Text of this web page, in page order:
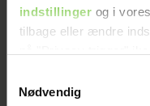
indstillingerog i
tilbage eller ændre
Dine valg anvendes på
Nødvendig
Efter lang pause:
Nu bryder
med stor afsløring